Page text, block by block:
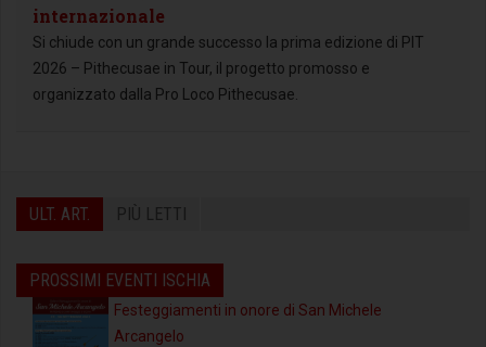
internazionale
Si chiude con un grande successo la prima edizione di PIT
2026 – Pithecusae in Tour, il progetto promosso e
organizzato dalla Pro Loco Pithecusae.
ULT. ART. PIÙ LETTI
PROSSIMI EVENTI ISCHIA
Festeggiamenti in onore di San Michele
Arcangelo